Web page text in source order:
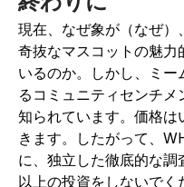
現在、なぜ象が（なぜ）
奇抜なマスコットの魅力
いるのか。しかし、ミ
るコミュニティセンチ
知られています。価格
きます。したがって、
に、独立した徹底的な
以上の投資をしないでく